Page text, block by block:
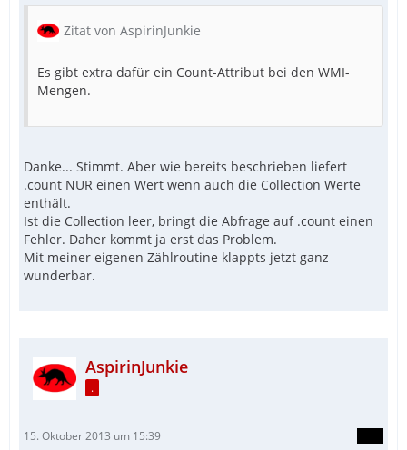
Zitat von AspirinJunkie
Es gibt extra dafür ein Count-Attribut bei den WMI-
Mengen.
Danke... Stimmt. Aber wie bereits beschrieben liefert
.count NUR einen Wert wenn auch die Collection Werte
enthält.
Ist die Collection leer, bringt die Abfrage auf .count einen
Fehler. Daher kommt ja erst das Problem.
Mit meiner eigenen Zählroutine klappts jetzt ganz
wunderbar.
AspirinJunkie
.
15. Oktober 2013 um 15:39